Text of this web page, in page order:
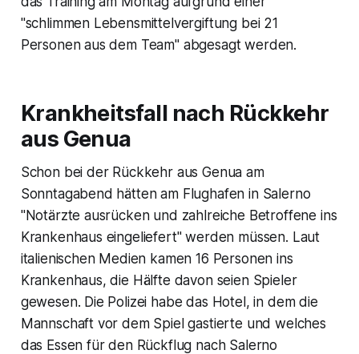
"schlimmen Lebensmittelvergiftung bei 21
Personen aus dem Team" abgesagt werden.
Krankheitsfall nach Rückkehr
aus Genua
Schon bei der Rückkehr aus Genua am
Sonntagabend hätten am Flughafen in Salerno
"Notärzte ausrücken und zahlreiche Betroffene ins
Krankenhaus eingeliefert" werden müssen. Laut
italienischen Medien kamen 16 Personen ins
Krankenhaus, die Hälfte davon seien Spieler
gewesen. Die Polizei habe das Hotel, in dem die
Mannschaft vor dem Spiel gastierte und welches
das Essen für den Rückflug nach Salerno